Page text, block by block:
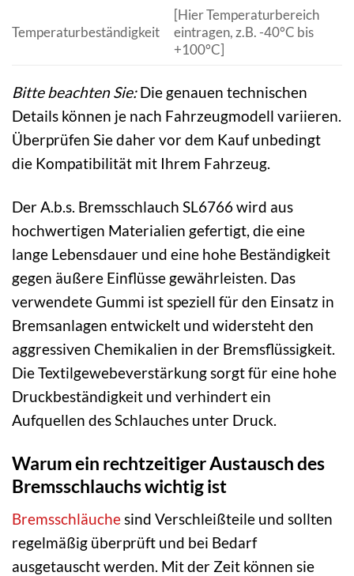
Temperaturbeständigkeit
[Hier Temperaturbereich
eintragen, z.B. -40°C bis
+100°C]
Bitte beachten Sie:Die genauen technischen
Details können je nach Fahrzeugmodell variieren.
Überprüfen Sie daher vor dem Kauf unbedingt
die Kompatibilität mit Ihrem Fahrzeug.
Der A.b.s. Bremsschlauch SL6766 wird aus
hochwertigen Materialien gefertigt, die eine
lange Lebensdauer und eine hohe Beständigkeit
gegen äußere Einflüsse gewährleisten. Das
verwendete Gummi ist speziell für den Einsatz in
Bremsanlagen entwickelt und widersteht den
aggressiven Chemikalien in der Bremsflüssigkeit.
Die Textilgewebeverstärkung sorgt für eine hohe
Druckbeständigkeit und verhindert ein
Aufquellen des Schlauches unter Druck.
Warum ein rechtzeitiger Austausch des
Bremsschlauchs wichtig ist
Bremsschläuche sind Verschleißteile und sollten
regelmäßig überprüft und bei Bedarf
ausgetauscht werden. Mit der Zeit können sie